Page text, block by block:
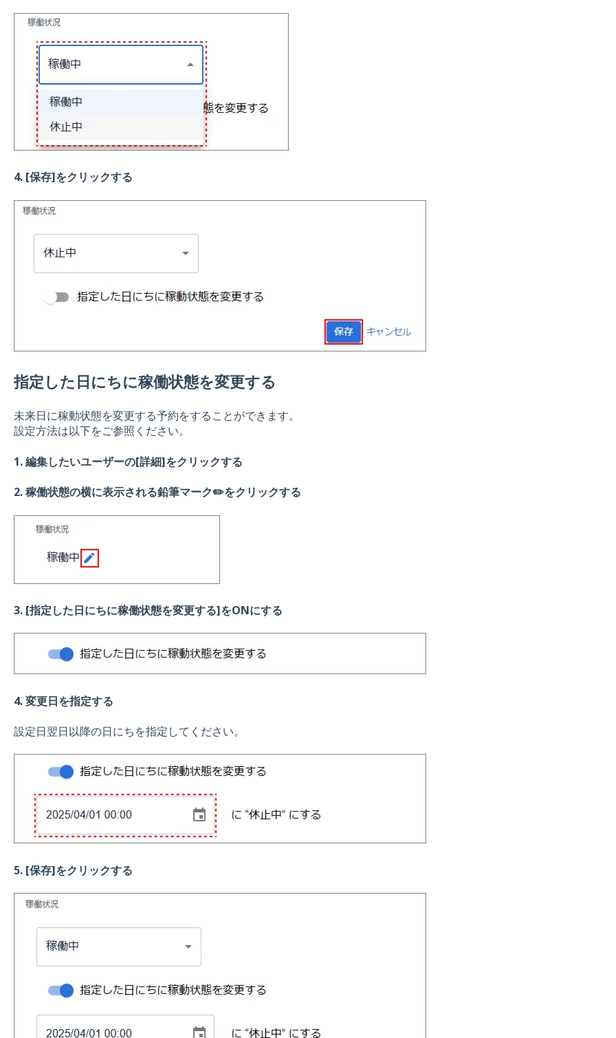
4. [保存]をクリックする
指定した日にちに稼働状態を変更する
未来日に稼動状態を変更する予約をすることができます。
設定方法は以下をご参照ください。
1. 編集したいユーザーの[詳細]をクリックする
2. 稼働状態の横に表示される鉛筆マーク✏️をクリックする
3. [指定した日にちに稼働状態を変更する]をONにする
4. 変更日を指定する
設定日翌日以降の日にちを指定してください。
5. [保存]をクリックする